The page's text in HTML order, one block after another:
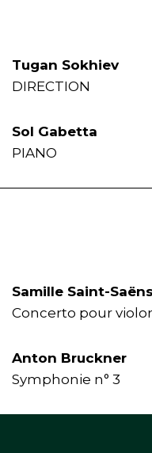
Tugan Sokhiev
DIRECTION
Sol Gabetta
PIANO
Samille Saint-Saëns
Concerto pour
Anton Bruckner
Symphonie n° 3